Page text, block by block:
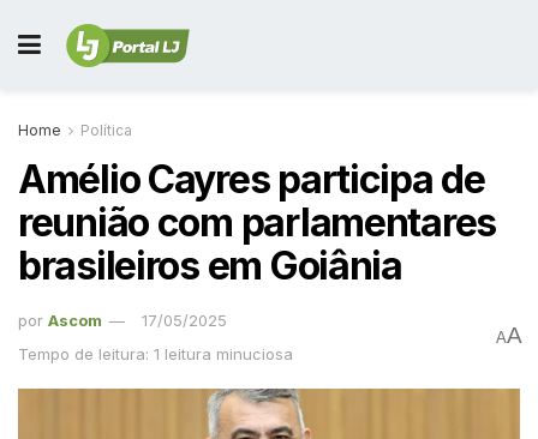
Home Política
Amélio Cayres participa de
reunião com parlamentares
brasileiros em Goiânia
por Ascom
17/05/2025
Tempo de leitura: 1 leitura minuciosa
AA